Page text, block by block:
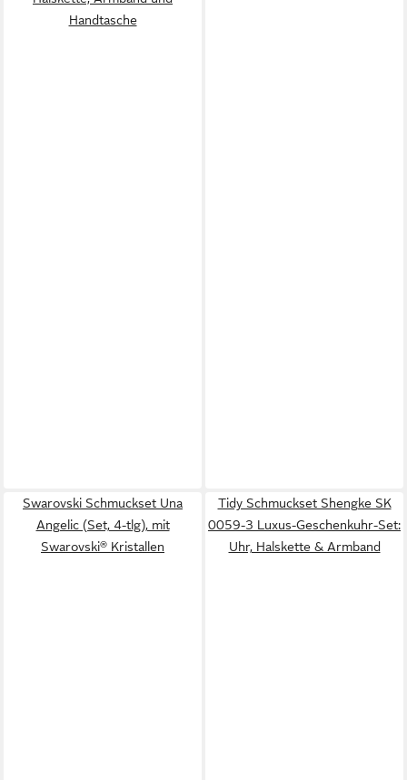
Handtasche
Swarovski Schmuckset Una
Angelic (Set, 4-tlg), mit
Swarovski® Kristallen
Tidy Schmuckset Shengke SK
0059-3 Luxus-Geschenkuhr-Set:
Uhr, Halskette & Armband